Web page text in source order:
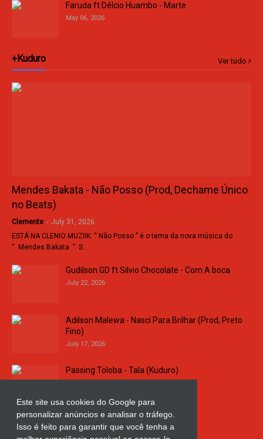
Este site usa cookies do Google para
personalizar anúncios e analisar o tráfego.
Isso é feito para garantir que você tenha a
Faruda ft Délcio Huambo - Marte
May 06, 2026
+Kuduro Ver tudo
Mendes Bakata - Não Posso (Prod, Dechame Único
no Beats)
Clemente - July 31, 2026
ESTÁ NA CLENIO MUZIIK: “ Não Posso ” é o tema da nova música do
“ Mendes Bakata ”. S…
Gudilson GD ft Silvio Chocolate - Com A boca
July 22, 2026
Adilson Malewa - Nasci Para Brilhar (Prod, Preto
Fino)
July 17, 2026
Passing Toloba - Tala (Kuduro)
Russo k - Ligação da Comarca
July 11, 2026